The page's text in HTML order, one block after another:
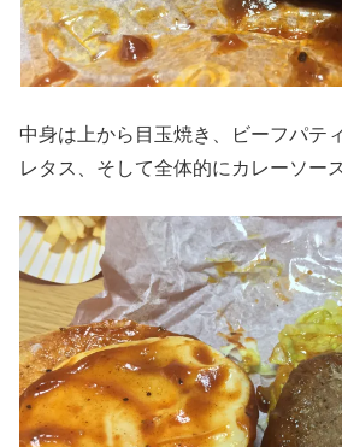
中身は上から目玉焼き、ビーフパテ
レタス、そして全体的にカレーソー